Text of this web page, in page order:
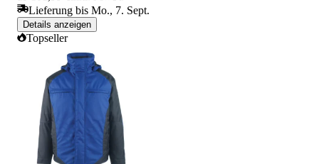
Lieferung bis Mo., 7. Sept.
Details anzeigen
Topseller